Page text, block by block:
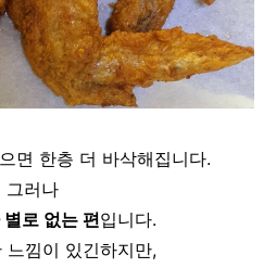
면 한층 더 바삭해집니다.
그러나
로 없는 편입니다.
느낌이 있긴하지만,